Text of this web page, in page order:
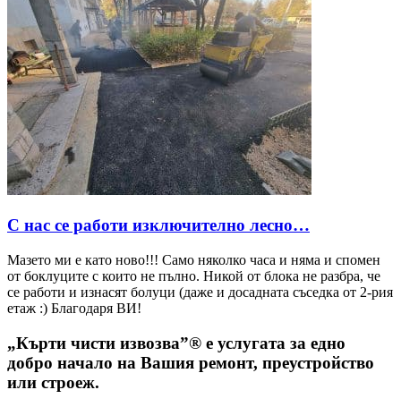
С нас се работи изключително лесно…
Мазето ми е като ново!!! Само няколко часа и няма и спомен
от боклуците с които не пълно. Никой от блока не разбра, че
се работи и изнасят болуци (даже и досадната съседка от 2-рия
етаж :) Благодаря ВИ!
„Кърти чисти извозва”® е услугата за едно
добро начало на Вашия ремонт, преустройство
или строеж.